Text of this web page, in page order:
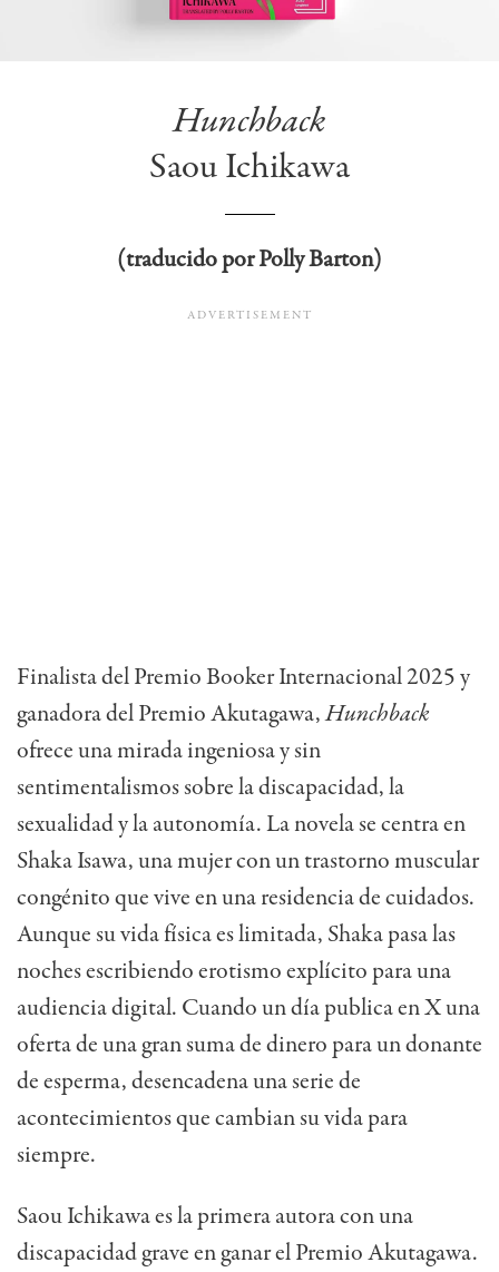
Hunchback
Saou Ichikawa
(traducido por Polly Barton)
Finalista del Premio Booker Internacional 2025 y
ganadora del Premio Akutagawa,Hunchback
ofrece una mirada ingeniosa y sin
sentimentalismos sobre la discapacidad, la
sexualidad y la autonomía. La novela se centra en
Shaka Isawa, una mujer con un trastorno muscular
congénito que vive en una residencia de cuidados.
Aunque su vida física es limitada, Shaka pasa las
noches escribiendo erotismo explícito para una
audiencia digital. Cuando un día publica en X una
oferta de una gran suma de dinero para un donante
de esperma, desencadena una serie de
acontecimientos que cambian su vida para
siempre.
Saou Ichikawa es la primera autora con una
discapacidad grave en ganar el Premio Akutagawa.